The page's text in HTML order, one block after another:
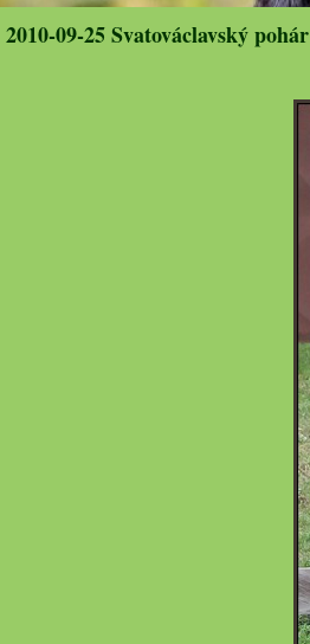
2010-09-25 Svatováclavský pohár